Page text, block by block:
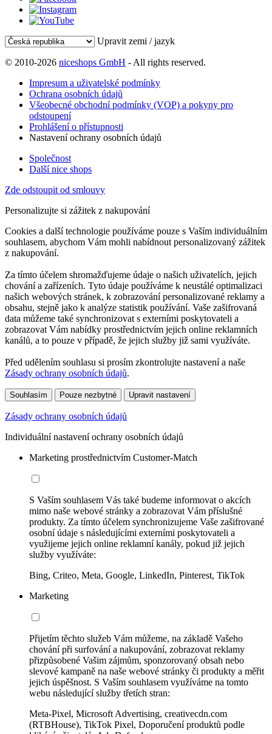
Upravit zemi / jazyk
© 2010-2026 niceshops GmbH - All rights reserved.
Impresum a uživatelské podmínky
Ochrana osobních údajů
Všeobecné obchodní podmínky (VOP) a pokyny pro
odstoupení
Prohlášení o přístupnosti
Nastavení ochrany osobních údajů
Společnost
Další nice shops
Zde odstoupit od smlouvy
Personalizujte si zážitek z nakupování
Cookies a další technologie používáme pouze s Vaším individuálním
souhlasem, abychom Vám mohli nabídnout personalizovaný zážitek
z nakupování.
Za tímto účelem shromažďujeme údaje o našich uživatelích, jejich
chování a zařízeních. Tyto údaje používáme k neustálé optimalizaci
našich webových stránek, k zobrazování personalizované reklamy a
obsahu, stejně jako k analýze statistik používání. Vaše zašifrovaná
data můžeme také synchronizovat s externími poskytovateli a
zobrazovat Vám nabídky prostřednictvím jejich online reklamních
kanálů, a to pouze v případě, že jejich služby již sami využíváte.
Před udělením souhlasu si prosím zkontrolujte nastavení a naše
Zásady ochrany osobních údajů.
Souhlasím Pouze nezbytné Upravit nastavení
Zásady ochrany osobních údajů
Individuální nastavení ochrany osobních údajů
Marketing prostřednictvím Customer-Match
S Vaším souhlasem Vás také budeme informovat o akcích
mimo naše webové stránky a zobrazovat Vám příslušné
produkty. Za tímto účelem synchronizujeme Vaše zašifrované
osobní údaje s následujícími externími poskytovateli a
využijeme jejich online reklamní kanály, pokud již jejich
služby využíváte:
Bing, Criteo, Meta, Google, LinkedIn, Pinterest, TikTok
Marketing
Přijetím těchto služeb Vám můžeme, na základě Vašeho
chování při surfování a nakupování, zobrazovat reklamy
přizpůsobené Vašim zájmům, sponzorovaný obsah nebo
slevové kampaně na naše webové stránky či produkty a měřit
jejich úspěšnost. S Vaším souhlasem využíváme na tomto
webu následující služby třetích stran:
Meta-Pixel, Microsoft Advertising, creativecdn.com
(RTBHouse), TikTok Pixel, Doporučení produktů podle